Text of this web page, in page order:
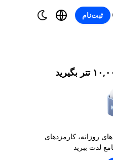
ثبت‌نام
روزانه، کارمزدهای
لذت ببرید